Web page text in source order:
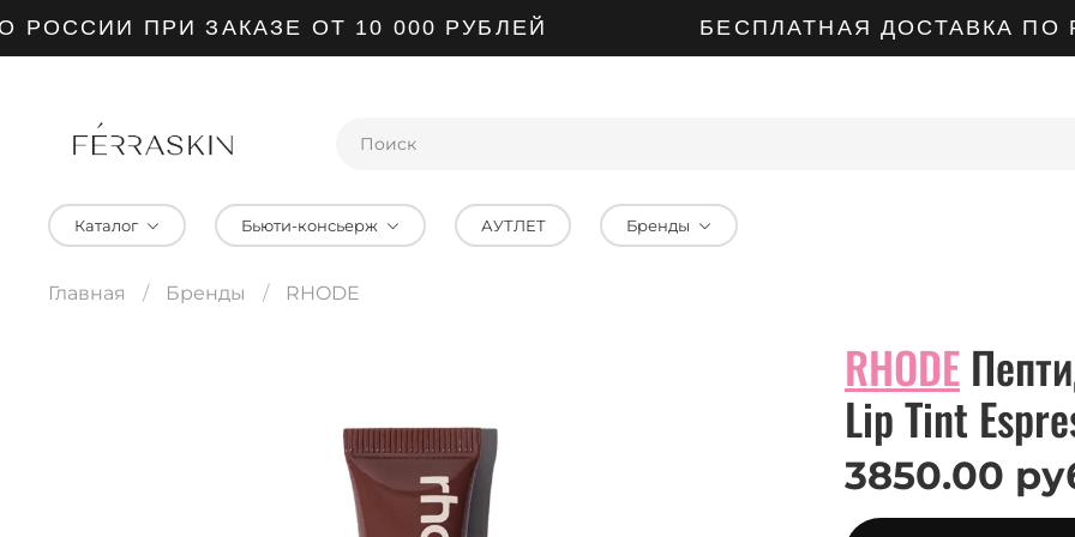
ПРИ ЗАКАЗЕ ОТ 10 000 РУБЛЕЙ БЕСПЛАТНАЯ ДОСТАВКА ПО
Каталог Бьюти-консьерж АУТЛЕТ Бренды
Главная Бренды RHODE
RHODE
Lip Tint
3850.00